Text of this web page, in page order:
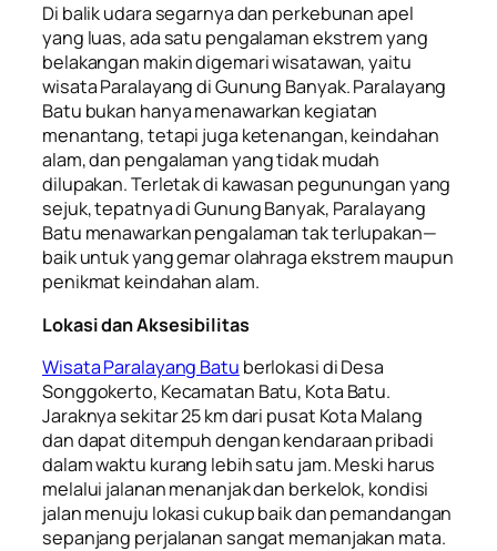
Di balik udara segarnya dan perkebunan apel
yang luas, ada satu pengalaman ekstrem yang
belakangan makin digemari wisatawan, yaitu
wisata Paralayang di Gunung Banyak. Paralayang
Batu bukan hanya menawarkan kegiatan
menantang, tetapi juga ketenangan, keindahan
alam, dan pengalaman yang tidak mudah
dilupakan. Terletak di kawasan pegunungan yang
sejuk, tepatnya di Gunung Banyak, Paralayang
Batu menawarkan pengalaman tak terlupakan—
baik untuk yang gemar olahraga ekstrem maupun
penikmat keindahan alam.
Lokasi dan Aksesibilitas
Wisata Paralayang Batu berlokasi di Desa
Songgokerto, Kecamatan Batu, Kota Batu.
Jaraknya sekitar 25 km dari pusat Kota Malang
dan dapat ditempuh dengan kendaraan pribadi
dalam waktu kurang lebih satu jam. Meski harus
melalui jalanan menanjak dan berkelok, kondisi
jalan menuju lokasi cukup baik dan pemandangan
sepanjang perjalanan sangat memanjakan mata.